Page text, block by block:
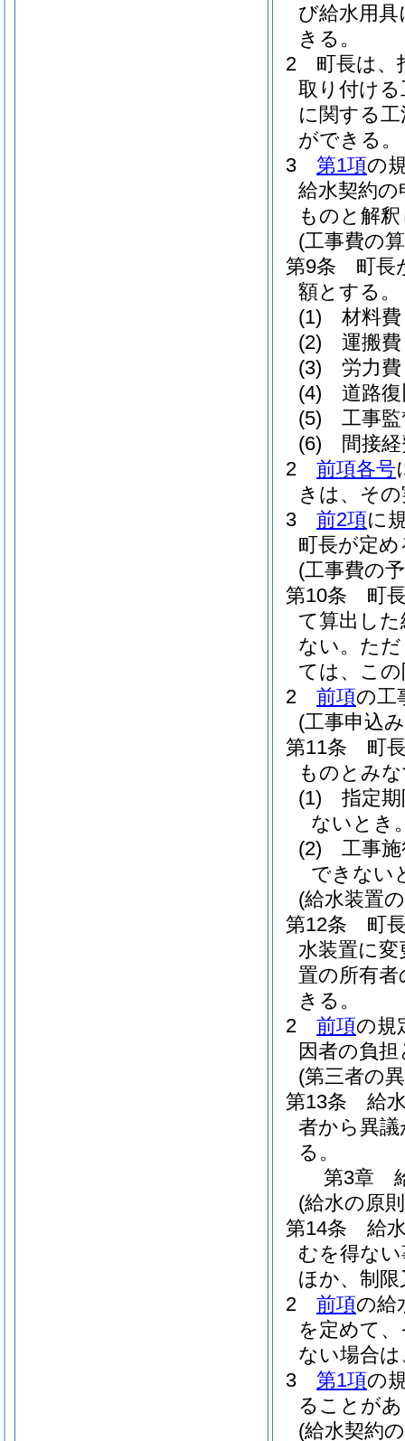
び給水用
きる。
2
町長は、
取り付け
に関する
ができる。
3
第1項の
給水契約
ものと解
(工事費の
第9条
町長
額とする。
(1)
材料費
(2)
運搬費
(3)
労力費
(4)
道路
(5)
工事
(6)
間接
2
前項各号
きは、そ
3
前2項に
町長が定め
(工事費の
第10条
町
て算出し
ない。 た
ては、こ
2
前項の工
(工事申込
第11条
町
ものとみ
(1)
指定
ないとき
(2)
工事
できない
(給水装置
第12条
町
水装置に
置の所有
きる。
2
前項の規
因者の負
(第三者の
第13条
給
者から異
る。
第3章
(給水の原
第14条
給
むを得な
ほか、制
2
前項の給
を定めて
ない場合
3
第1項の
ることが
(給水契約